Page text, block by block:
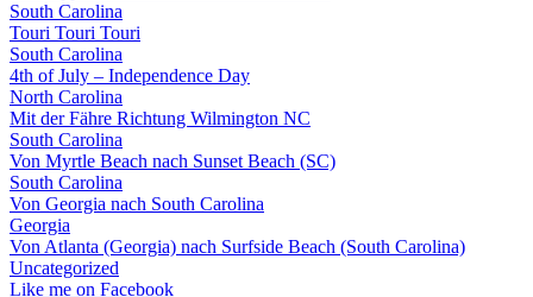
South Carolina
Touri Touri Touri
South Carolina
4th of July – Independence Day
North Carolina
Mit der Fähre Richtung Wilmington NC
South Carolina
Von Myrtle Beach nach Sunset Beach (SC)
South Carolina
Von Georgia nach South Carolina
Georgia
Von Atlanta (Georgia) nach Surfside Beach (South Carolina)
Uncategorized
Like me on Facebook